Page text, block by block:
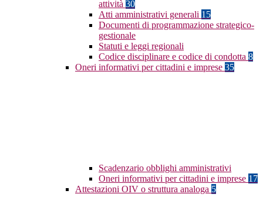
attività 30
Atti amministrativi generali 15
Documenti di programmazione strategico-
gestionale
Statuti e leggi regionali
Codice disciplinare e codice di condotta 8
Oneri informativi per cittadini e imprese 35
Scadenzario obblighi amministrativi
Oneri informativi per cittadini e imprese 17
Attestazioni OIV o struttura analoga 5